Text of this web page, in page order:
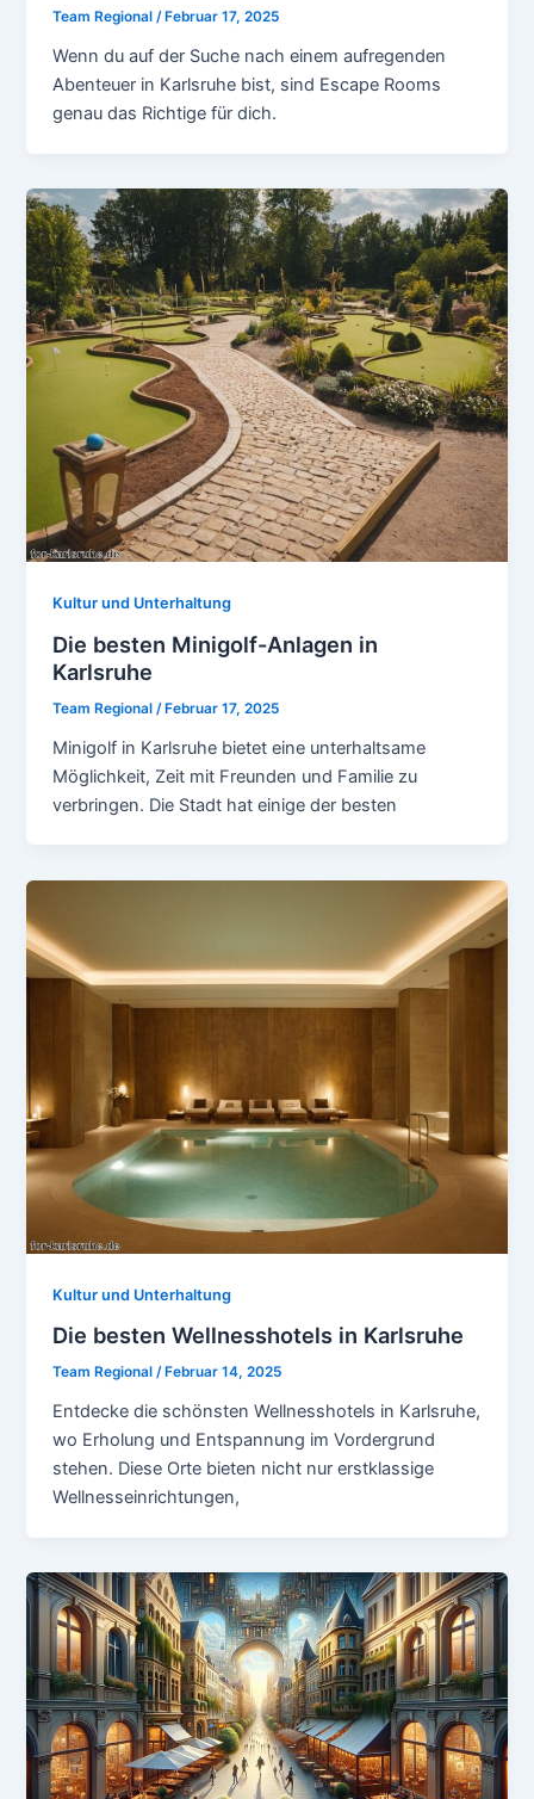
Team Regional/ Februar 17, 2025
Wenn du auf der Suche nach einem aufregenden
Abenteuer in Karlsruhe bist, sind Escape Rooms
genau das Richtige für dich.
Kultur und Unterhaltung
Die besten Minigolf-Anlagen in
Karlsruhe
Team Regional /Februar 17, 2025
Minigolf in Karlsruhe bietet eine unterhaltsame
Möglichkeit, Zeit mit Freunden und Familie zu
verbringen. Die Stadt hat einige der besten
Kultur und Unterhaltung
Die besten Wellnesshotels in Karlsruhe
Team Regional/ Februar 14, 2025
Entdecke die schönsten Wellnesshotels in Karlsruhe,
wo Erholung und Entspannung im Vordergrund
stehen. Diese Orte bieten nicht nur erstklassige
Wellnesseinrichtungen,